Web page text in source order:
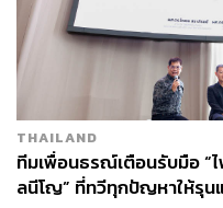
Campus Gardenกับสวน
มีแสงธรรมชาติส่องผ่าน
working Space เปิดให้ใช้
มานั่งทำงาน นั่งชิล หรือเดิ
สำหรับสัตว์เลี้ยงคู่ใจที่เรา
เดินเล่นด้วยกันได้ด้วย
THAILAND
ทีมเพื่อนธรณ์เตือนรับมือ “ไ
ลนีโญ” ที่ทวีทุกปัญหาให้รุน